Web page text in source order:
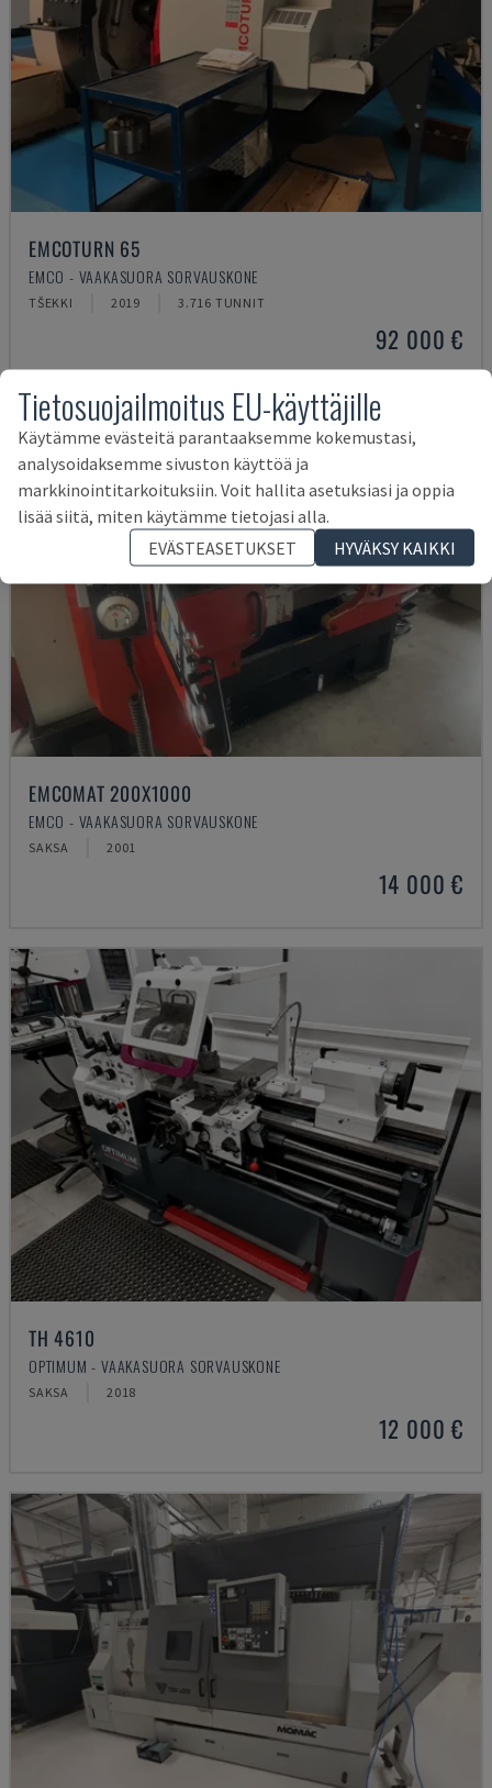
EMCOTURN 65
EMCO - VAAKASUORA SORVAUSKONE
TŠEKKI 2019 3.716 TUNNIT
92 000 €
EMCOMAT 200X1000
EMCO - VAAKASUORA SORVAUSKONE
SAKSA 2001
14 000 €
TH 4610
OPTIMUM - VAAKASUORA SORVAUSKONE
SAKSA 2018
12 000 €
Tietosuojailmoitus EU-käyttäjille
Käytämme evästeitä parantaaksemme kokemustasi,
analysoidaksemme sivuston käyttöä ja
markkinointitarkoituksiin. Voit hallita asetuksiasi ja oppia
lisää siitä, miten käytämme tietojasi alla.
EVÄSTEASETUKSET
HYVÄKSY KAIKKI